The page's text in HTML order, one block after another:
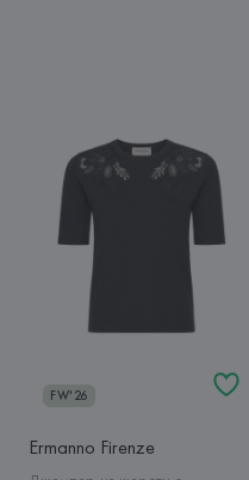
FW'26
Ermanno Firenze